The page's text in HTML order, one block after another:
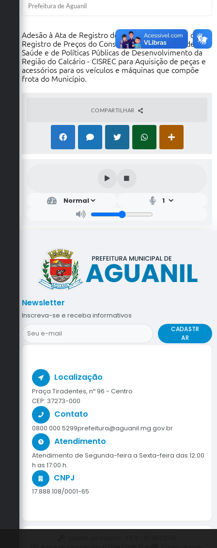
Prefeitura de Aguanil
Adesão à Ata de Registro de Preços nº 112/2024 do
Registro de Preços do Consórcio Intermunicipal de
Saúde e de Políticas Públicas de Desenvolvimento da
Região do Calcário - CISREC para Aquisição de peças e
acessórios para os veículos e máquinas que compõe
frota do Município.
COMPARTILHAR
Localização
Praça Tiradentes, nº 96 - Centro
CEP: 37273-000
Contato
0800 000 5299prefeitura@aguanil.mg.gov.br
Atendimento
Atendimento de Segunda-feira a Sexta-feira das 12:00
h as 17:00 h.
CNPJ
17.888.108/0001-65
Newsletter
Inscreva-se e receba informativos
CADASTR
AR